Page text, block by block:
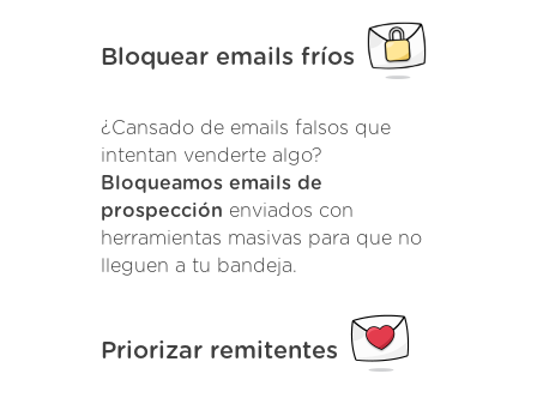
Bloquear emails fríos
¿Cansado de emails falsos que
intentan venderte algo?
Bloqueamos emails de
prospección enviados con
herramientas masivas para que no
lleguen a tu bandeja.
Priorizar remitentes